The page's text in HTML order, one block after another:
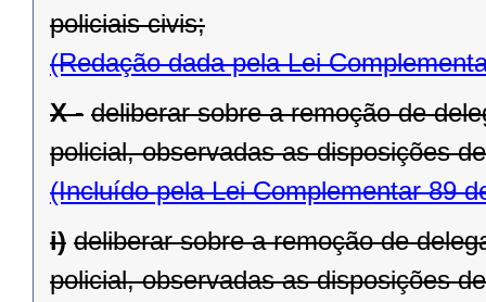
policiais civis;
(Redação dada pela Lei
X - deliberar sobre a remoção de
policial, observadas as disposições
(Incluído pela Lei Complementar 89
i) deliberar sobre a remoção de
policial, observadas as disposições